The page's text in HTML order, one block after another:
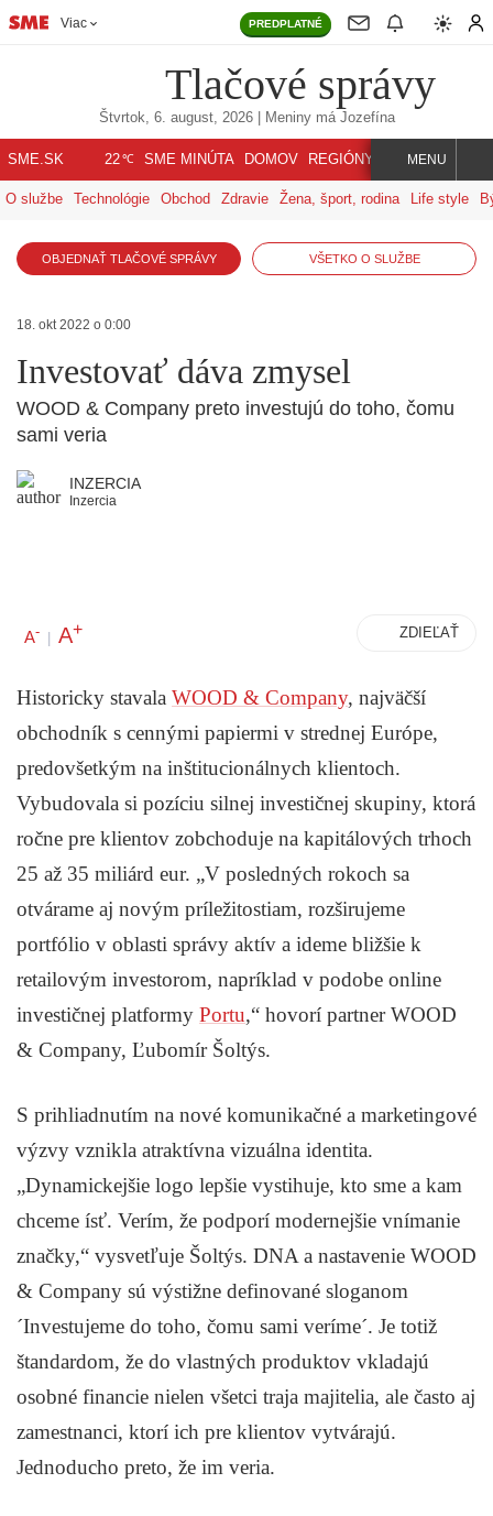
Viac PREDPLATNÉ
Tlačové správy
Štvrtok, 6. august, 2026| Meniny má Jozefína
SME.SK 22℃ SME MINÚTA DOMOV REGIÓNY INDEX SVET
MENU
O službe Technológie Obchod Zdravie Žena, šport, rodina Life style
OBJEDNAŤ TLAČOVÉ SPRÁVY VŠETKO O SLUŽBE
18. okt 2022 o 0:00
Investovať dáva zmysel
WOOD & Company preto investujú do toho, čomu
sami veria
INZERCIA
Inzercia
A- | A+ ZDIEĽAŤ
Historicky stavala WOOD & Company, najväčší
obchodník s cennými papiermi v strednej Európe,
predovšetkým na inštitucionálnych klientoch.
Vybudovala si pozíciu silnej investičnej skupiny, ktorá
ročne pre klientov zobchoduje na kapitálových trhoch
25 až 35 miliárd eur. „V posledných rokoch sa
otvárame aj novým príležitostiam, rozširujeme
portfólio v oblasti správy aktív a ideme bližšie k
retailovým investorom, napríklad v podobe online
investičnej platformy Portu,“ hovorí partner WOOD
& Company, Ľubomír Šoltýs.
S prihliadnutím na nové komunikačné a marketingové
výzvy vznikla atraktívna vizuálna identita.
„Dynamickejšie logo lepšie vystihuje, kto sme a kam
chceme ísť. Verím, že podporí modernejšie vnímanie
značky,“ vysvetľuje Šoltýs. DNA a nastavenie WOOD
& Company sú výstižne definované sloganom
´Investujeme do toho, čomu sami veríme´. Je totiž
štandardom, že do vlastných produktov vkladajú
osobné financie nielen všetci traja majitelia, ale často aj
zamestnanci, ktorí ich pre klientov vytvárajú.
Jednoducho preto, že im veria.